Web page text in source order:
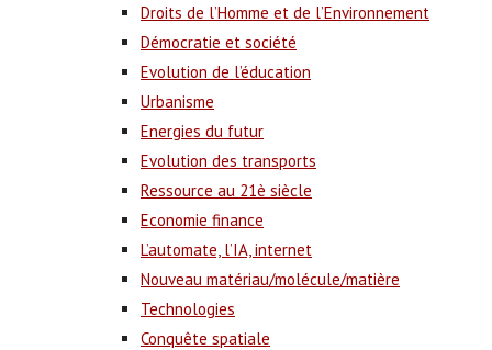
Droits de l’Homme et de l’Environnement
Démocratie et société
Evolution de l’éducation
Urbanisme
Energies du futur
Evolution des transports
Ressource au 21è siècle
Economie finance
L’automate, l’IA, internet
Nouveau matériau/molécule/matière
Technologies
Conquête spatiale